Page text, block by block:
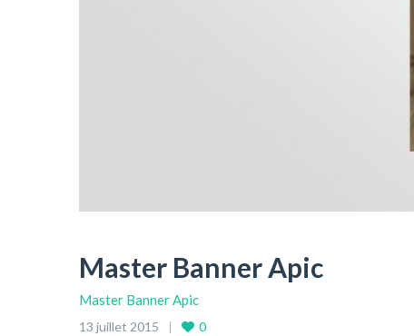
Master Banner Apic
Master Banner Apic
13 juillet 2015 0